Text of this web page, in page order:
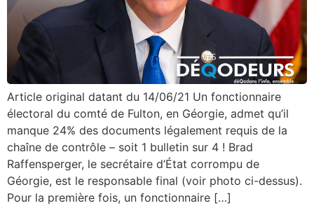
Article original datant du 14/06/21 Un fonctionnaire
électoral du comté de Fulton, en Géorgie, admet qu’il
manque 24% des documents légalement requis de la
chaîne de contrôle – soit 1 bulletin sur 4 ! Brad
Raffensperger, le secrétaire d’État corrompu de
Géorgie, est le responsable final (voir photo ci-dessus).
Pour la première fois, un fonctionnaire […]